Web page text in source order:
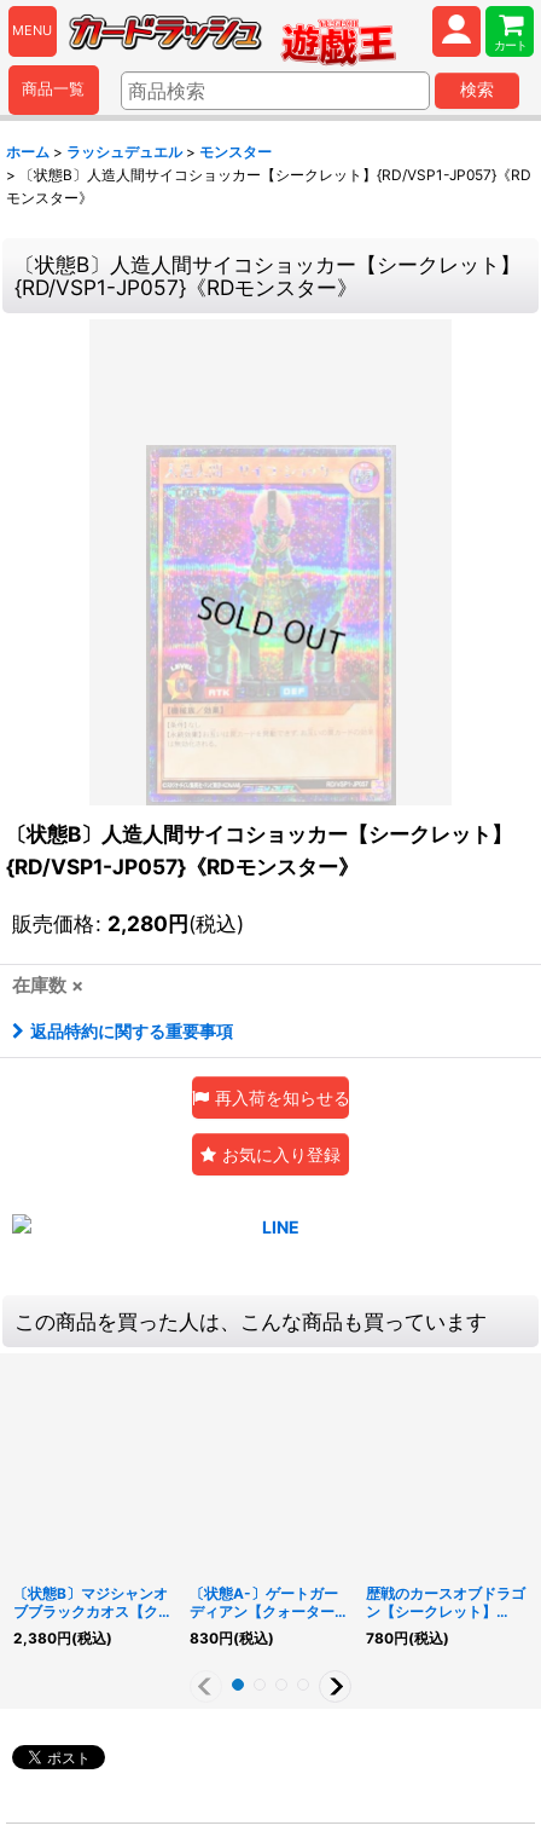
MENU
カート
商品一覧 検索
ホーム > ラッシュデュエル > モンスター
>
〔状態B〕人造人間サイコショッカー【シークレット】{RD/VSP1-JP057}《RD
モンスター》
〔状態B〕人造人間サイコショッカー【シークレット】
{RD/VSP1-JP057}《RDモンスター》
〔状態B〕人造人間サイコショッカー【シークレット】
{RD/VSP1-JP057}《RDモンスター》
販売価格: 2,280円(税込)
在庫数 ×
返品特約に関する重要事項
再入荷を知らせる
お気に入り登録
この商品を買った人は、こんな商品も買っています
〔状態B〕マジシャンオ
ブブラックカオス【クォ
ーターセンチュリーシー
クレット】{TDPP-
2,380円(税込)
〔状態A-〕ゲートガー
ディアン【クォーターセ
ンチュリーシークレッ
ト】{TDPP-JP012}《モ
830円(税込)
歴戦のカースオブドラゴ
ン【シークレット】
{RD/AP01-JP094}
《RDモンスター》
780円(税込)